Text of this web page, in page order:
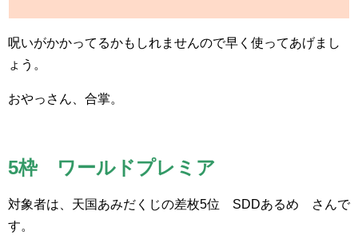
呪いがかかってるかもしれませんので早く使ってあげまし
ょう。
おやっさん、合掌。
5枠 ワールドプレミア
対象者は、天国あみだくじの差枚5位 SDDあるめ さんで
す。